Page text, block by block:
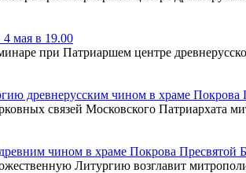
мая в 19.00
при Патриаршем центре
древнерусским чином в храме Покрова
связей Московского
чином в храме Покрова Пресвятой
Литургию возглавит